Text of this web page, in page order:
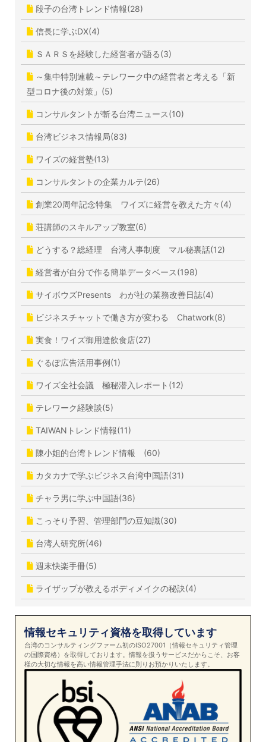
段子の台湾トレンド情報(28)
信長に学ぶDX(4)
ＳＡＲＳを経験した経営者が語る(3)
～集中特別連載～テレワーク中の経営者と考える「新
型コロナ後の対策」(5)
コンサルタントが斬る台湾ニュース(10)
台湾ビジネス情報局(83)
ワイズの経営塾(13)
コンサルタントの企業カルテ(26)
創業20周年記念特集 ワイズに経営を教えた方々(4)
荘講師のスキルアップ教室(6)
どうする？総経理 台湾人事制度 マル秘裏話(12)
経営者が自分で作る簡単データベース(198)
サイボウズPresents わが社の業務改善日誌(4)
ビジネスチャットで働き方が変わる Chatwork(8)
実食！ワイズ御用達飲食店(27)
ぐるぽ広告活用事例(1)
ワイズ全社会議 極秘潜入レポート(12)
テレワーク経験談(5)
TAIWANトレンド情報(11)
陳小姐的台湾トレンド情報 (60)
カタカナで学ぶビジネス台湾中国語(31)
チャラ男に学ぶ中国語(36)
こっそり予習、管理部門の豆知識(30)
台湾人研究所(46)
週末快楽手冊(5)
ライザップが教えるボディメイクの秘訣(4)
情報セキュリティ資格を取得しています
台湾のコンサルティングファーム初のISO27001（情報セキュリティ管理
の国際資格）を取得しております。情報を扱うサービスだからこそ、お客
様の大切な情報を高い情報管理手法に則りお預かりいたします。